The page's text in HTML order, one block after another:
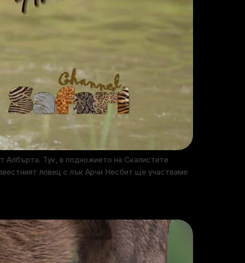
Албърта. Тук, в подножието на Скалистите
ловец с лък Арчи Несбит ще участваме